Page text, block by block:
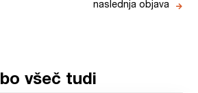
naslednja objava
všeč tudi